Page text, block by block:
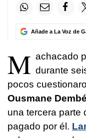
Añade a La Voz de
M achacado
durante
pocos
Ousmane
una tercera parte
pagado por él.